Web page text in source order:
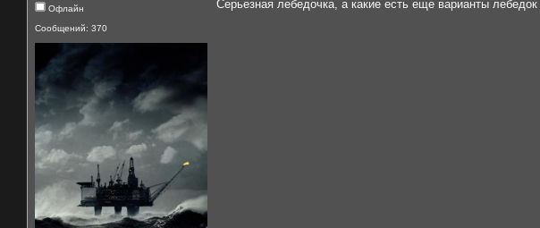
Офлайн
Сообщений: 370
Серьезная лебедочка, а какие есть еще варианты